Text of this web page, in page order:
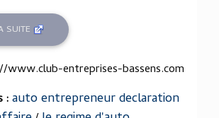
SUITE
entreprises-bassens.com
:auto entrepreneur declaration